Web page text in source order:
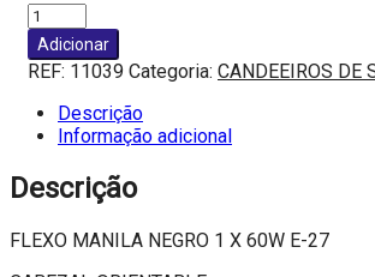
Quantidade
de
FLEXO
MANILA
NEGRO
E-
Adicionar
REF: 11039 Categoria: CANDEEIROS DE
Descrição
Informação adicional
Descrição
FLEXO MANILA NEGRO 1 X 60W E-27